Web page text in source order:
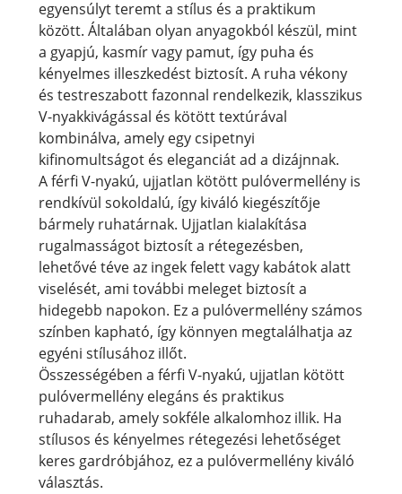
egyensúlyt teremt a stílus és a praktikum
között. Általában olyan anyagokból készül, mint
a gyapjú, kasmír vagy pamut, így puha és
kényelmes illeszkedést biztosít. A ruha vékony
és testreszabott fazonnal rendelkezik, klasszikus
V-nyakkivágással és kötött textúrával
kombinálva, amely egy csipetnyi
kifinomultságot és eleganciát ad a dizájnnak.
A férfi V-nyakú, ujjatlan kötött pulóvermellény is
rendkívül sokoldalú, így kiváló kiegészítője
bármely ruhatárnak. Ujjatlan kialakítása
rugalmasságot biztosít a rétegezésben,
lehetővé téve az ingek felett vagy kabátok alatt
viselését, ami további meleget biztosít a
hidegebb napokon. Ez a pulóvermellény számos
színben kapható, így könnyen megtalálhatja az
egyéni stílusához illőt.
Összességében a férfi V-nyakú, ujjatlan kötött
pulóvermellény elegáns és praktikus
ruhadarab, amely sokféle alkalomhoz illik. Ha
stílusos és kényelmes rétegezési lehetőséget
keres gardróbjához, ez a pulóvermellény kiváló
választás.